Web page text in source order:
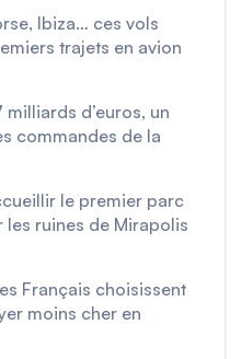
Ibiza… ces vols
trajets en avion
d’euros, un
commandes de la
le premier parc
les ruines de Mirapolis
Français choisissent
moins cher en